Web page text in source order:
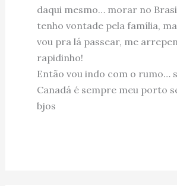
daqui mesmo… morar no
tenho vontade pela família,
vou pra lá passear, me
rapidinho!
Então vou indo com o rumo…
Canadá é sempre meu porto
bjos